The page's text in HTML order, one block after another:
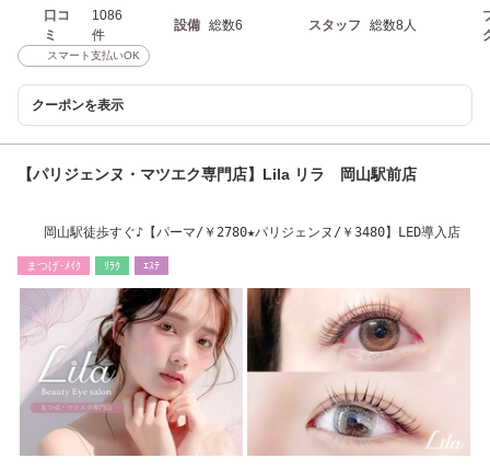
口コ
ミ
1086
件
設備 総数6 スタッフ 総数8人
スマート支払いOK
クーポンを表示
【パリジェンヌ・マツエク専門店】Lila リラ 岡山駅前店
岡山駅徒歩すぐ♪【パーマ/￥2780★パリジェンヌ/￥3480】LED導入店
まつげ･ﾒｲｸ ﾘﾗｸ ｴｽﾃ